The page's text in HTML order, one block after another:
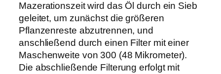
Mazerationszeit wird das Öl durch ein Sieb
geleitet, um zunächst die größeren
Pflanzenreste abzutrennen, und
anschließend durch einen Filter mit einer
Maschenweite von 300 (48 Mikrometer).
Die abschließende Filterung erfolgt mit